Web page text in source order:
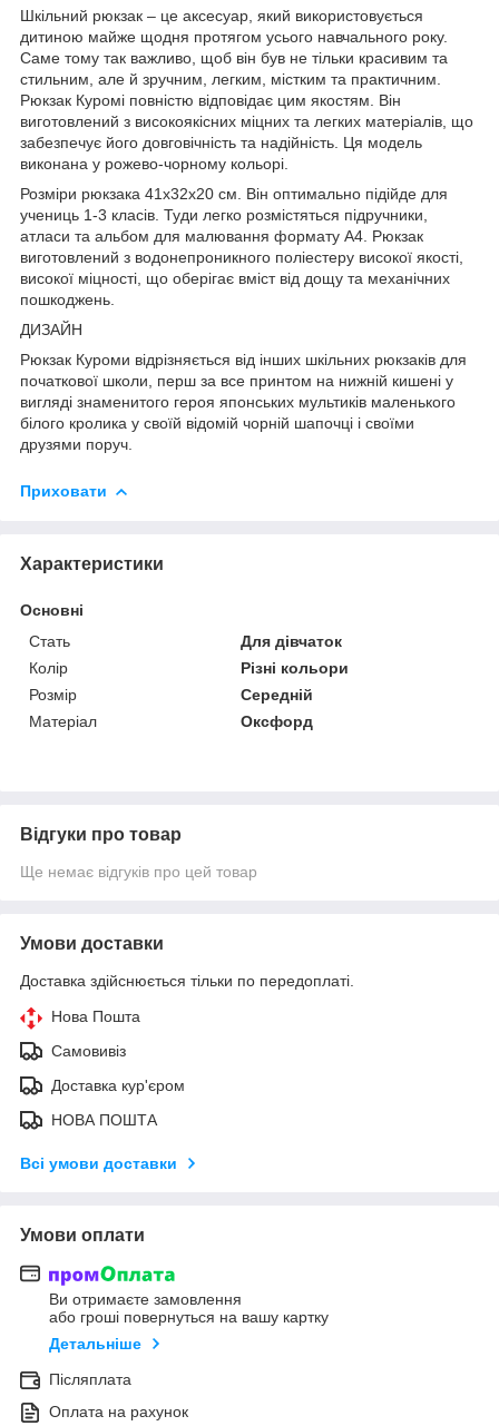
Шкільний рюкзак – це аксесуар, який використовується
дитиною майже щодня протягом усього навчального року.
Саме тому так важливо, щоб він був не тільки красивим та
стильним, але й зручним, легким, містким та практичним.
Рюкзак Куромі повністю відповідає цим якостям. Він
виготовлений з високоякісних міцних та легких матеріалів, що
забезпечує його довговічність та надійність. Ця модель
виконана у рожево-чорному кольорі.
Розміри рюкзака 41х32х20 см. Він оптимально підійде для
учениць 1-3 класів. Туди легко розмістяться підручники,
атласи та альбом для малювання формату А4. Рюкзак
виготовлений з водонепроникного поліестеру високої якості,
високої міцності, що оберігає вміст від дощу та механічних
пошкоджень.
ДИЗАЙН
Рюкзак Куроми відрізняється від інших шкільних рюкзаків для
початкової школи, перш за все принтом на нижній кишені у
вигляді знаменитого героя японських мультиків маленького
білого кролика у своїй відомій чорній шапочці і своїми
друзями поруч.
Приховати
Характеристики
Основні
Стать
Для дівчаток
Колір
Різні кольори
Розмір
Середній
Матеріал
Оксфорд
Відгуки про товар
Ще немає відгуків про цей товар
Умови доставки
Доставка здійснюється тільки по передоплаті.
Нова Пошта
Самовивіз
Доставка кур'єром
НОВА ПОШТА
Всі умови доставки
Умови оплати
Ви отримаєте замовлення
або гроші повернуться на вашу картку
Детальніше
Післяплата
Оплата на рахунок